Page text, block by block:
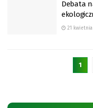
Debata
21 kwietnia
1